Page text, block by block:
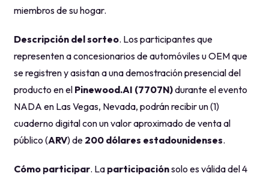
miembros de su hogar.
Descripción del sorteo. Los participantes que
representen a concesionarios de automóviles u OEM que
se registren y asistan a una demostración presencial del
producto en el Pinewood.AI (7707N)durante el evento
NADA en Las Vegas, Nevada, podrán recibir un (1)
cuaderno digital con un valor aproximado de venta al
público (ARV) de 200 dólares estadounidenses.
Cómo participar. La participaciónsolo es válida del 4